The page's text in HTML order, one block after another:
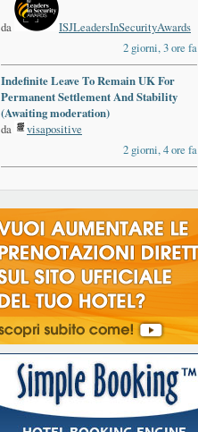
da
ISJLeadersInSecurityAwards
2 giorni, 3 ore fa
Indefinite Leave To Remain UK For
Permanent Settlement And Stability
(Awaiting moderation)
da
visapositive
2 giorni, 4 ore fa